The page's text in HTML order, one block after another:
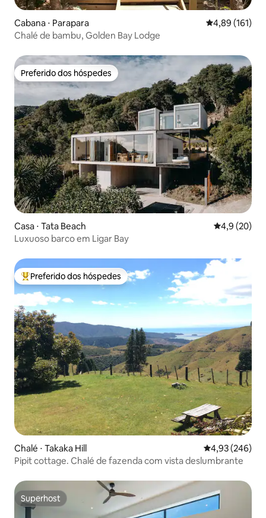
Cabana ⋅ Parapara 4,89 de uma
4,89 (161)
Chalé de bambu, Golden Bay Lodge
Preferido dos hóspedes
Preferido dos hóspedes
Casa ⋅ Tata Beach 4,9 de uma
4,9 (20)
Luxuoso barco em Ligar Bay
Entre os melhores preferidos dos hóspedes
Preferido dos hóspedes
Chalé ⋅ Takaka Hill 4,93 de uma
4,93 (246)
Pipit cottage. Chalé de fazenda com vista deslumbrante
Superhost
Superhost